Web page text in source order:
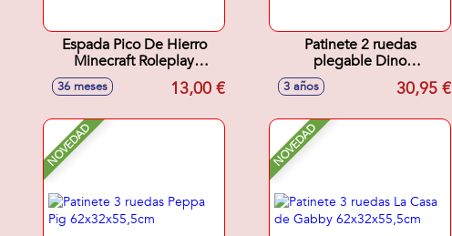
Espada Pico De Hierro
Minecraft Roleplay
21.09x2.80 cm
36 meses 13,00 €
Patinete 2 ruedas
plegable Dino
76,5x26,5x61cm
3 años 30,95 €
NOVEDAD NOVEDAD